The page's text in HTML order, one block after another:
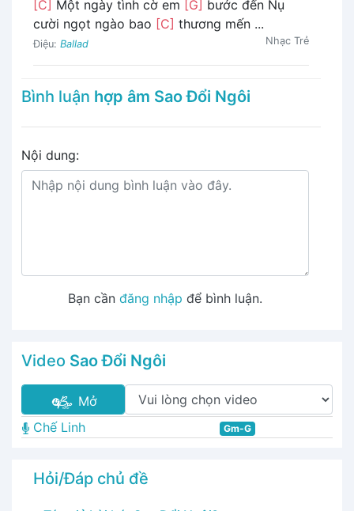
[C] Một ngày tình cờ em [G] bước đến Nụ
cười ngọt ngào bao [C] thương mến ...
Điệu: Ballad Nhạc Trẻ
Bình luận hợp âm Sao Đổi Ngôi
Nội dung:
Bạn cần đăng nhập để bình luận.
Video Sao Đổi Ngôi
Mở
Chế Linh
Gm-G
Hỏi/Đáp chủ đề